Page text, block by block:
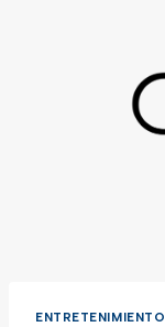
ENTRETENIMIENTO